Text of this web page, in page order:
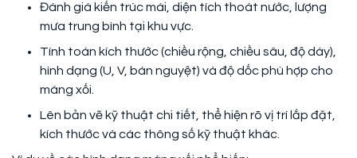
Đánh giá kiến trúc mái, diện tích thoát nước, lượng
mưa trung bình tại khu vực.
Tính toán kích thước (chiều rộng, chiều sâu, độ dày),
hình dạng (U, V, bán nguyệt) và độ dốc phù hợp cho
máng xối.
Lên bản vẽ kỹ thuật chi tiết, thể hiện rõ vị trí lắp đặt,
kích thước và các thông số kỹ thuật khác.